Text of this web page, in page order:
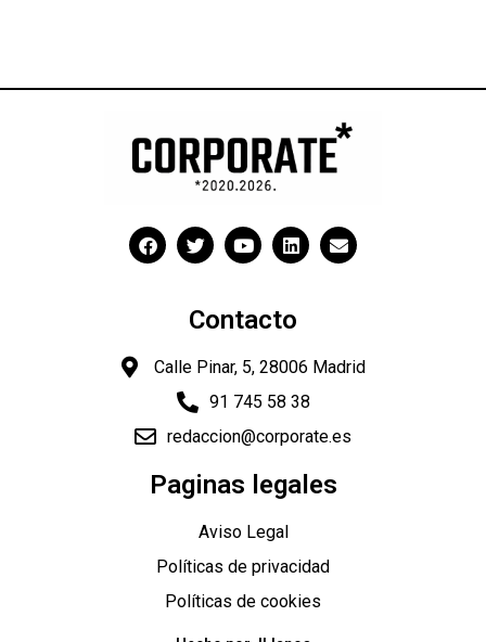
Contacto
Calle Pinar, 5, 28006 Madrid
91 745 58 38
redaccion@corporate.es
Paginas legales
Aviso Legal
Políticas de privacidad
Políticas de cookies